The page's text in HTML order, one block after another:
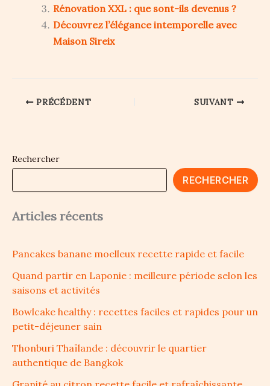
Rénovation XXL : que sont-ils devenus ?
Découvrez l’élégance intemporelle avec
Maison Sireix
PRÉCÉDENT SUIVANT
Rechercher
RECHERCHER
Articles récents
Pancakes banane moelleux recette rapide et facile
Quand partir en Laponie : meilleure période selon les
saisons et activités
Bowlcake healthy : recettes faciles et rapides pour un
petit-déjeuner sain
Thonburi Thaïlande : découvrir le quartier
authentique de Bangkok